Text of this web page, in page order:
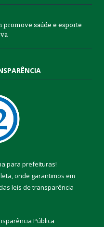
promove saúde e esporte
para prefeituras!
onde garantimos em
leis de transparência
Pública